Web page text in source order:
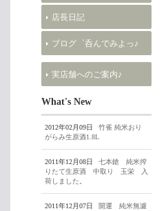
店長日記
ブログ゜呑んでみよっ♪
実店舗へのご案内♪
What's New
2012年02月09日
竹雀 純米おり
がらみ生原酒1.8L
2011年12月08日
七本鎗 純米搾
りたて生原酒 中取り 玉栄 入
荷しました。
2011年12月07日
開運 純米無濾